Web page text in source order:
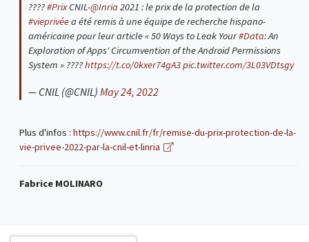
????#PrixCNIL-@Inria2021 : le prix de la protection de la
#vieprivéea été remis à une équipe de recherche hispano-
américaine pour leur article « 50 Ways to Leak Your#Data: An
Exploration of Apps' Circumvention of the Android Permissions
System » ????https://t.co/0kxer74gA3pic.twitter.com/3L03VDtsgy
— CNIL (@CNIL) May 24, 2022
Plus d'infos : https://www.cnil.fr/fr/remise-du-prix-protection-de-la-
vie-privee-2022-par-la-cnil-et-linria
Fabrice MOLINARO